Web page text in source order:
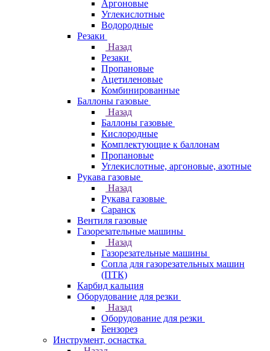
Аргоновые
Углекислотные
Водородные
Резаки
Назад
Резаки
Пропановые
Ацетиленовые
Комбинированные
Баллоны газовые
Назад
Баллоны газовые
Кислородные
Комплектующие к баллонам
Пропановые
Углекислотные, аргоновые, азотные
Рукава газовые
Назад
Рукава газовые
Саранск
Вентиля газовые
Газорезательные машины
Назад
Газорезательные машины
Сопла для газорезательных машин
(ПТК)
Карбид кальция
Оборудование для резки
Назад
Оборудование для резки
Бензорез
Инструмент, оснастка